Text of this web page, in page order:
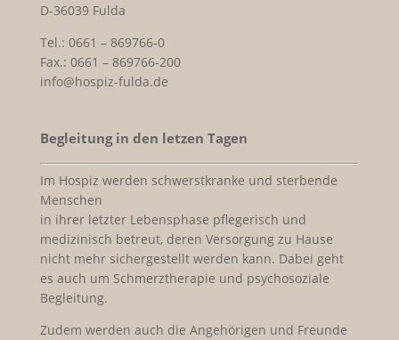
D-36039 Fulda
Tel.: 0661 – 869766-0
Fax.: 0661 – 869766-200
info@hospiz-fulda.de
Begleitung in den letzen Tagen
Im Hospiz werden schwerstkranke und sterbende
Menschen
in ihrer letzter Lebensphase pflegerisch und
medizinisch betreut, deren Versorgung zu Hause
nicht mehr sichergestellt werden kann. Dabei geht
es auch um Schmerztherapie und psychosoziale
Begleitung.
Zudem werden auch die Angehörigen und Freunde